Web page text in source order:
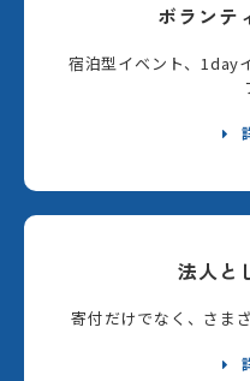
ボランテ
宿泊型イベント、1day
法人と
寄付だけでなく、さま